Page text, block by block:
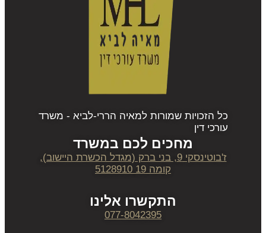
כל הזכויות שמורות למאיה הררי-לביא - משרד
עורכי דין
מחכים לכם במשרד
ז'בוטינסקי 9, בני ברק (מגדל הכשרת היישוב),
קומה 19 5128910
התקשרו אלינו
077-8042395